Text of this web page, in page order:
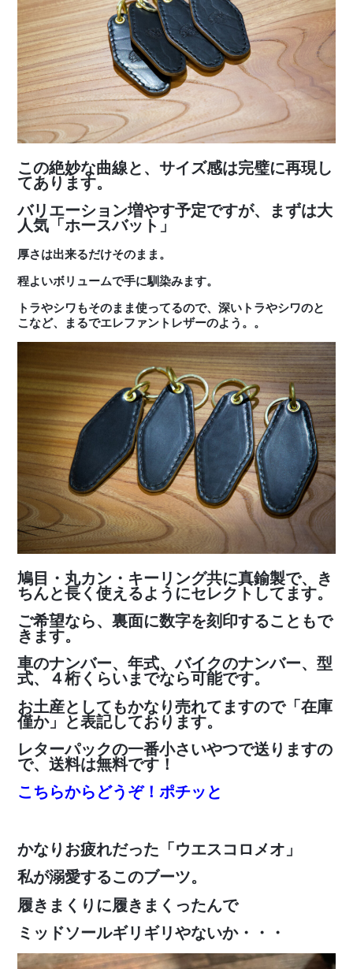
この絶妙な曲線と、サイズ感は完璧に再現し
てあります。
バリエーション増やす予定ですが、まずは大
人気「ホースバット」
厚さは出来るだけそのまま。
程よいボリュームで手に馴染みます。
トラやシワもそのまま使ってるので、深いトラやシワのと
こなど、まるでエレファントレザーのよう。。
鳩目・丸カン・キーリング共に真鍮製で、き
ちんと長く使えるようにセレクトしてます。
ご希望なら、裏面に数字を刻印することもで
きます。
車のナンバー、年式、バイクのナンバー、型
式、４桁くらいまでなら可能です。
お土産としてもかなり売れてますので「在庫
僅か」と表記しております。
レターパックの一番小さいやつで送りますの
で、送料は無料です！
こちらからどうぞ！ポチッと
かなりお疲れだった「ウエスコロメオ」
私が溺愛するこのブーツ。
履きまくりに履きまくったんで
ミッドソールギリギリやないか・・・